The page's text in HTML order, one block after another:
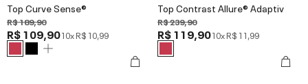
Top Curve Sense®
R$ 189,90
R$ 109,9010xR$ 10,99
Top Contrast Allure® Adaptiv
R$ 239,90
R$ 119,9010xR$ 11,99